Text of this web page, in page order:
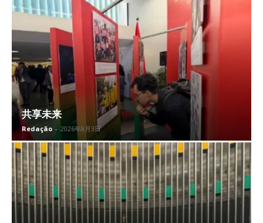
共享未来
Redação - 2026年8月3日